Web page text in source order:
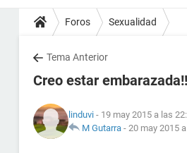
Foros Sexualidad
Tema Anterior
Creo estar
linduvi - 19 may 2015 a las
M Gutarra - 20 may 2015